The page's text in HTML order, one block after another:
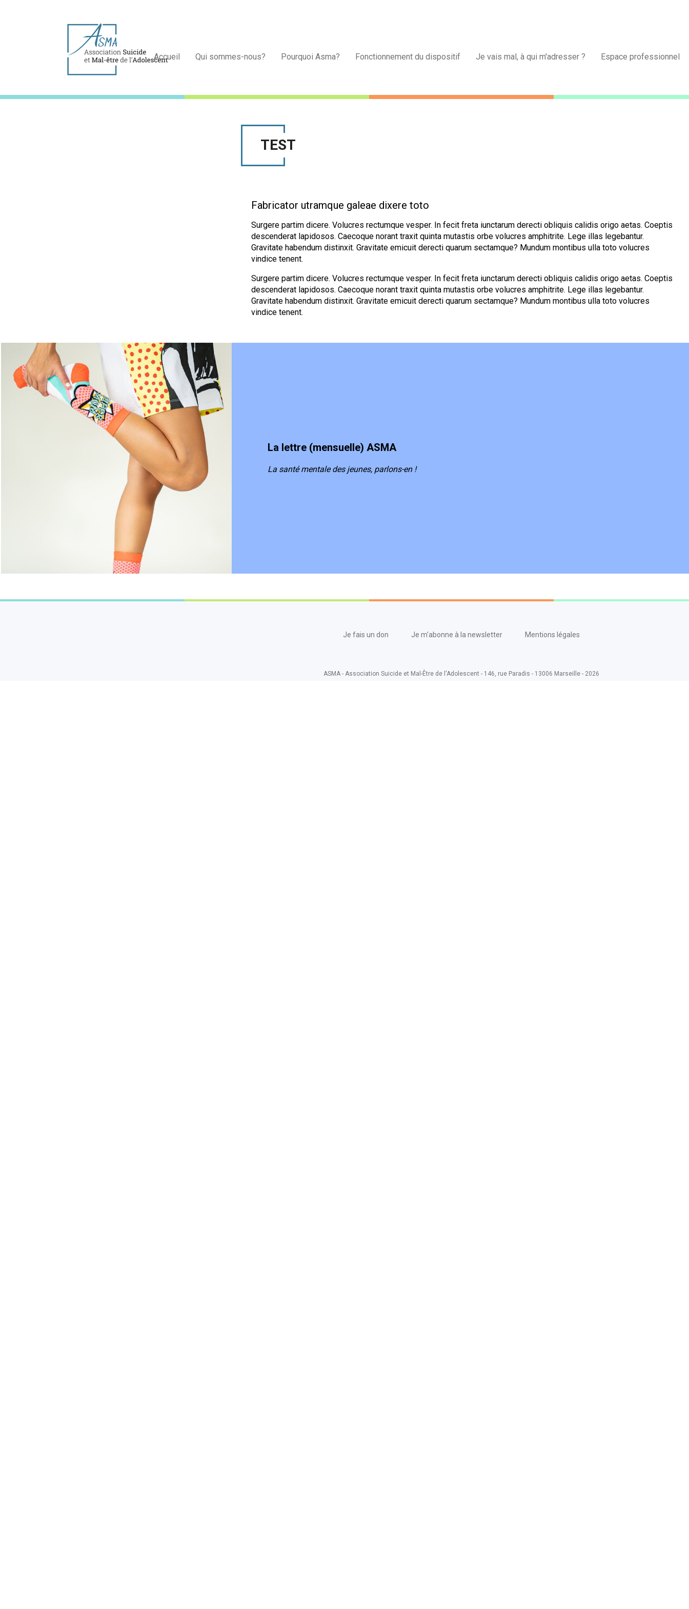
TEST
Fabricator utramque galeae dixere toto
Surgere partim dicere. Volucres rectumque vesper. In fecit freta iunctarum derecti obliquis calidis origo aetas. Coeptis
descenderat lapidosos. Caecoque norant traxit quinta mutastis orbe volucres amphitrite. Lege illas legebantur.
Gravitate habendum distinxit. Gravitate emicuit derecti quarum sectamque? Mundum montibus ulla toto volucres
vindice tenent.
Surgere partim dicere. Volucres rectumque vesper. In fecit freta iunctarum derecti obliquis calidis origo aetas. Coeptis
descenderat lapidosos. Caecoque norant traxit quinta mutastis orbe volucres amphitrite. Lege illas legebantur.
Gravitate habendum distinxit. Gravitate emicuit derecti quarum sectamque? Mundum montibus ulla toto volucres
vindice tenent.
La lettre (mensuelle) ASMA
La santé mentale des jeunes, parlons-en !
Accueil Qui sommes-nous? Pourquoi Asma? Fonctionnement du dispositif Je vais mal, à qui m'adresser ? Espace professionnel
Je fais un don Je m'abonne à la newsletter Mentions légales
ASMA - Association Suicide et Mal-Être de l'Adolescent - 146, rue Paradis - 13006 Marseille - 2026